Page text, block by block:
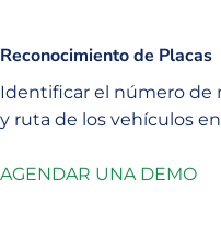
Reconocimiento de Placas
Identificar el número de
y ruta de los vehículos
AGENDAR UNA DEMO